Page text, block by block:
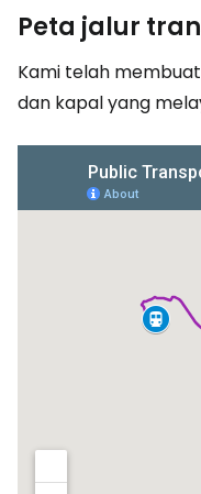
Peta jalur
Kami telah
dan kapal yang